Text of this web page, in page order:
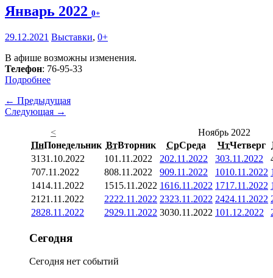
Январь 2022 0+
29.12.2021 Выставки, 0+
В афише возможны изменения.
Телефон: 76-95-33
Подробнее
← Предыдущая
Следующая →
<
Ноябрь 2022
ПнПонедельник ВтВторник СрСреда ЧтЧетверг
3131.10.2022 101.11.2022 202.11.2022 303.11.2022
707.11.2022 808.11.2022 909.11.2022 1010.11.2022
1414.11.2022 1515.11.2022 1616.11.2022 1717.11.2022
21 21.11.2022 2222.11.2022 2323.11.2022 2424.11.2022
2828.11.2022 2929.11.2022 3030.11.2022 101.12.2022
Сегодня
Сегодня нет событий